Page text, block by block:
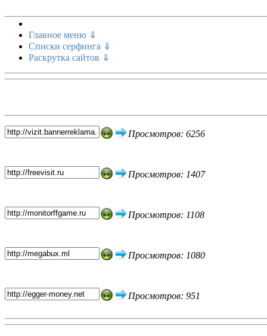
Главное меню ⇓
Списки серфинга ⇓
Раскрутка сайтов ⇓
Просмотров: 6256
Просмотров: 1407
Просмотров: 1108
Просмотров: 1080
Просмотров: 951